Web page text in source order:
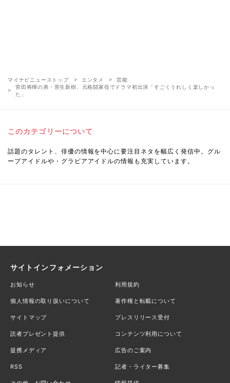
マイナビニューストップ エンタメ
芸能
菅田将暉の弟・菅生新樹、元格闘家役でドラマ初出演「すごくうれしく楽しかっ
た」
このカテゴリーについて
話題のタレント、俳優の情報を中心に要注目ネタを幅広く発信中。グル
ープアイドルや・グラビアアイドルの情報も充実しています。
サイトインフォメーション
お知らせ 利用規約
個人情報の取り扱いについて 著作権と転載について
サイトマップ プレスリリース受付
読者プレゼント提供 コンテンツ利用について
提携メディア 広告のご案内
RSS 記者・ライター募集